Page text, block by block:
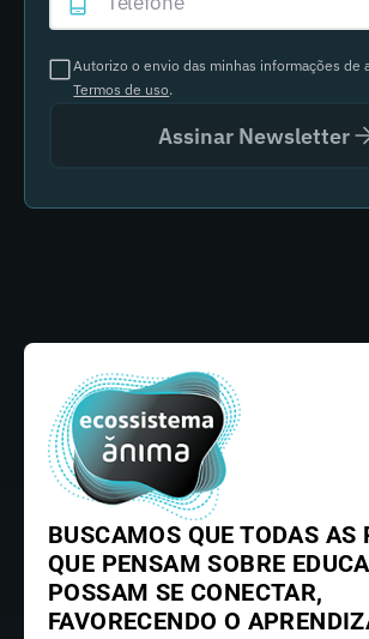
Autorizo o envio das minhas informações de
Termos de uso.
Assinar Newsletter
BUSCAMOS QUE TODAS AS
QUE PENSAM SOBRE
POSSAM SE CONECTAR,
FAVORECENDO O